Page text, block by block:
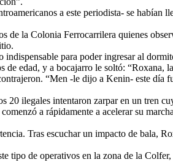
a este periodista- se
la Colonia Ferrocarrilera quienes
para poder ingresar al
edad, y a bocajarro le soltó: “Roxana,
“Men -le dijo a Kenin- este día
20 ilegales intentaron zarpar en un tren
a rápidamente a acelerar su
Tras escuchar un impacto de bala,
tipo de operativos en la zona de la